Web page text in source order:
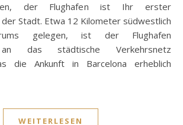
der Flughafen ist Ihr erster
Stadt. Etwa 12 Kilometer südwestlich
gelegen, ist der Flughafen
an das städtische Verkehrsnetz
die Ankunft in Barcelona erheblich
WEITERLESEN